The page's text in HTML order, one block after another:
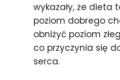
wykazały, że dieta
poziom dobrego
obniżyć poziom
co przyczynia się
serca.